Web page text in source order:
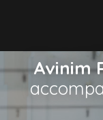
Avinim